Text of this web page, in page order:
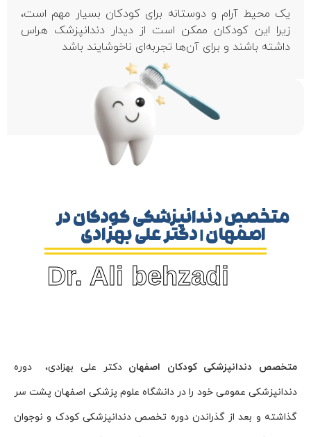
و دوستانه برای کودکان بسیار مهم است،
کودکان ممکن است از دیدار دندانپزشک هراس
و برای آن‌ها تجربه‌ای ناخوشایند باشد
دندانپزشکی کودکان در
| دکتر علی بهزادی
Dr. Ali behzadi
کودکان اصفهاندکتر علی بهزادی، دوره
عمومی خود را در دانشگاه علوم پزشکی اصفهان پشت سر
از گذراندن دوره تخصص دندانپزشکی کودک و نوجوان